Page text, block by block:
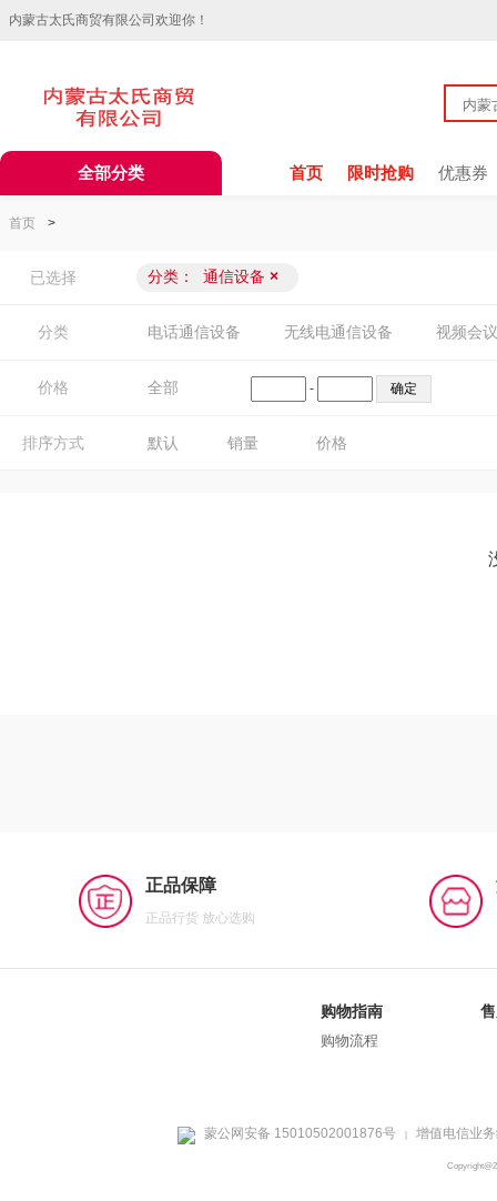
内蒙古太氏商贸有限公司欢迎你！
全部分类 首页 限时抢购 优惠券
首页 >
已选择 分类： 通信设备 ×
分类 电话通信设备 无线电通信设备 视频会
价格 全部 -
排序方式 默认 销量 价格
正品保障
正品行货 放心选购
购物指南
购物流程
蒙公网安备 15010502001876号 | 增值电信业